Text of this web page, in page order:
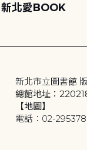
新北愛BOOK
新北市立圖書館
總館地址：
【地圖】
電話：02-